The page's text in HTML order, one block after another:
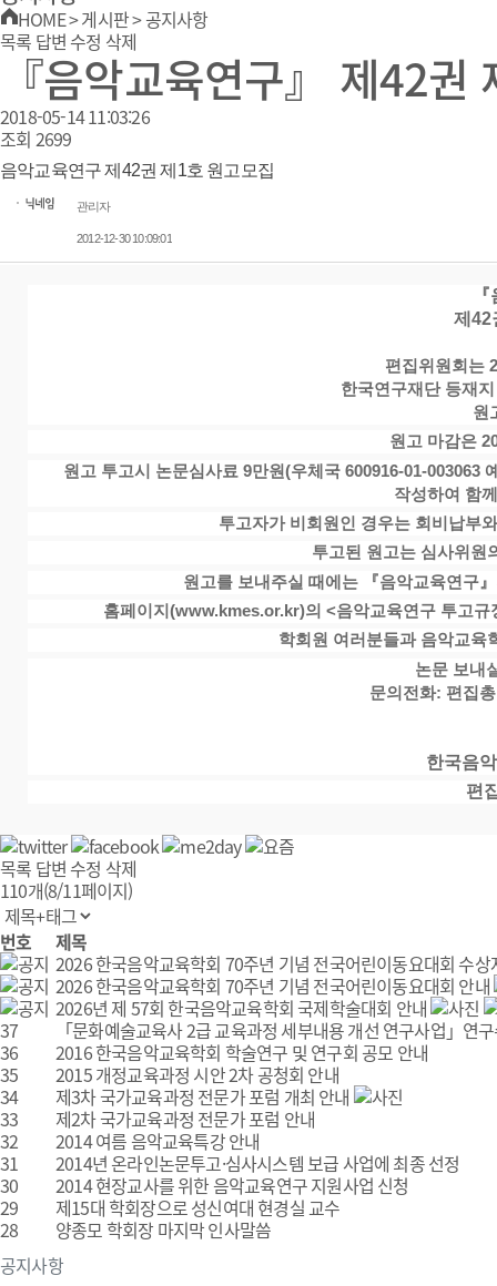
HOME>게시판>공지사항
목록 답변 수정 삭제
『음악교육연구』 제42권
2018-05-14 11:03:26
조회 2699
음악교육연구 제42권 제1호 원고모집
관리자
2012-12-30 10:09:01
제42
편집위원회는
한국연구재단 등재
원
원고 마감은
원고 투고시 논문심사료 9만원(우체국 600916-01-003063
작성하여 함
투고자가 비회원인 경우는 회비납부
투고된 원고는 심사위원
원고를 보내주실 때에는 『음악교육연구
홈페이지(www.kmes.or.kr)의 <음악교육연구 투고규
학회원 여러분들과 음악교육
논문 보내
문의전화: 편집
한국음
편
목록 답변 수정 삭제
110개(8/11페이지)
공지사항
번호
제목
2026 한국음악교육학회 70주년 기념 전국어린이동요대회 수상
2026 한국음악교육학회 70주년 기념 전국어린이동요대회 안내
2026년 제 57회 한국음악교육학회 국제학술대회 안내
37
「문화예술교육사 2급 교육과정 세부내용 개선 연구사업」연
36
2016 한국음악교육학회 학술연구 및 연구회 공모 안내
35
2015 개정교육과정 시안 2차 공청회 안내
34
제3차 국가교육과정 전문가 포럼 개최 안내
33
제2차 국가교육과정 전문가 포럼 안내
32
2014 여름 음악교육특강 안내
31
2014년 온라인논문투고·심사시스템 보급 사업에 최종 선정
30
2014 현장교사를 위한 음악교육연구 지원사업 신청
29
제15대 학회장으로 성신여대 현경실 교수
28
양종모 학회장 마지막 인사말씀